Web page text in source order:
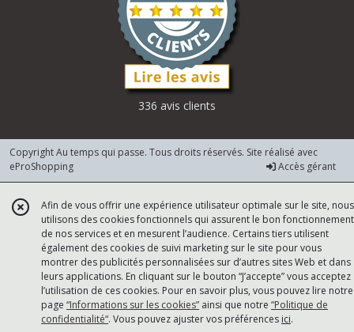
336 avis clients
Copyright Au temps qui passe. Tous droits réservés. Site réalisé avec
eProShopping
Accès gérant
Afin de vous offrir une expérience utilisateur optimale sur le site, nous
utilisons des cookies fonctionnels qui assurent le bon fonctionnement
de nos services et en mesurent l’audience. Certains tiers utilisent
également des cookies de suivi marketing sur le site pour vous
montrer des publicités personnalisées sur d’autres sites Web et dans
leurs applications. En cliquant sur le bouton “J’accepte” vous acceptez
l’utilisation de ces cookies. Pour en savoir plus, vous pouvez lire notre
page “Informations sur les cookies” ainsi que notre “Politique de
confidentialité“. Vous pouvez ajuster vos préférences ici.